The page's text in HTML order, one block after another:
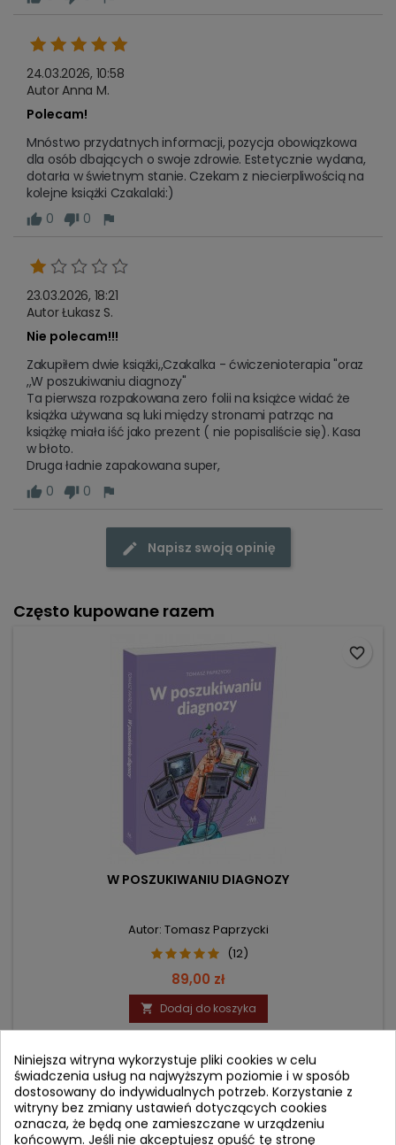
24.03.2026, 10:58
Autor Anna M.
Polecam!
Mnóstwo przydatnych informacji, pozycja obowiązkowa
dla osób dbających o swoje zdrowie. Estetycznie wydana,
dotarła w świetnym stanie. Czekam z niecierpliwością na
kolejne książki Czakalaki:)
0
0
23.03.2026, 18:21
Autor Łukasz S.
Nie polecam!!!
Zakupiłem dwie książki,,Czakalka - ćwiczenioterapia "oraz
,,W poszukiwaniu diagnozy"
Ta pierwsza rozpakowana zero folii na książce widać że
książka używana są luki między stronami patrząc na
książkę miała iść jako prezent ( nie popisaliście się). Kasa
w błoto.
Druga ładnie zapakowana super,
0
0
Napisz swoją opinię
Często kupowane razem
W POSZUKIWANIU DIAGNOZY
Autor: Tomasz Paprzycki
(12)
Cena
89,00 zł
 Dodaj do koszyka
favorite_border
favorite_border
Niniejsza witryna wykorzystuje pliki cookies w celu
świadczenia usług na najwyższym poziomie i w sposób
dostosowany do indywidualnych potrzeb. Korzystanie z
witryny bez zmiany ustawień dotyczących cookies
oznacza, że będą one zamieszczane w urządzeniu
końcowym. Jeśli nie akceptujesz opuść tę stronę